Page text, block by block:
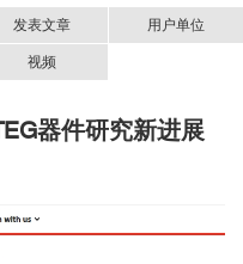
发表文章 用户单位
视频
器件研究新进展
16, 11501 (2025).
中文资料.pdf
测量与表征系列